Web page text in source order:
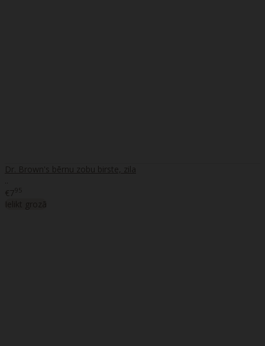
Dr. Brown's bērnu zobu birste, zila
€795
Ielikt grozā